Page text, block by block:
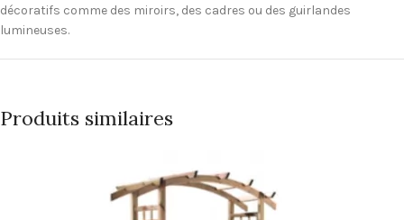
décoratifs comme des miroirs, des cadres ou des guirlandes
lumineuses.
Produits similaires